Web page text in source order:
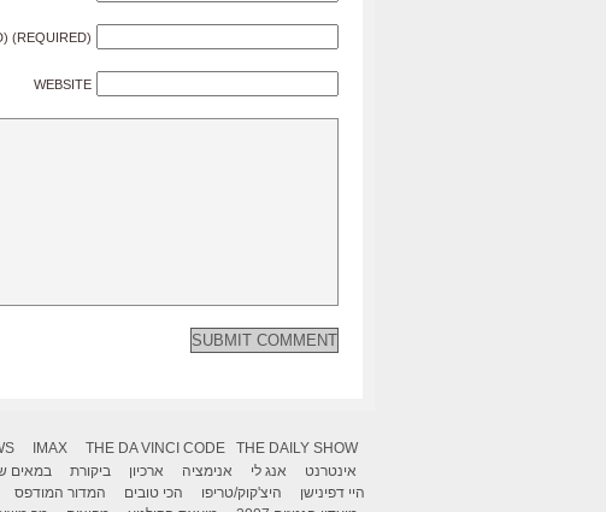
(REQUIRED)
WEBSITE
IMAX THE DA VINCI CODE THE DAILY SHOW
אינטרנט
אנג לי אנימציה ארכיון ביקורת במאים
היי דפינישן
היצ'קוק/טריפו הכי טובים המדור המודפס